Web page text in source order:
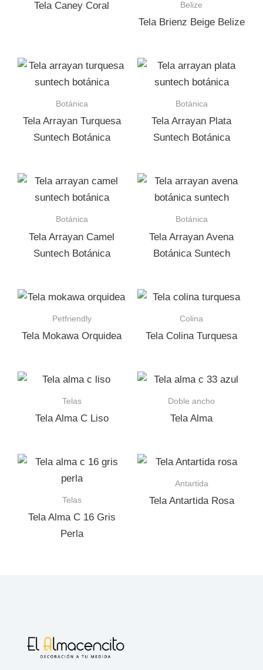
Tela Caney Coral Belize
Tela Brienz Beige Belize
Botánica
Tela Arrayan Turquesa
Suntech Botánica
Botánica
Tela Arrayan Plata
Suntech Botánica
Botánica
Tela Arrayan Camel
Suntech Botánica
Botánica
Tela Arrayan Avena
Botánica Suntech
Petfriendly
Tela Mokawa Orquidea
Colina
Tela Colina Turquesa
Telas
Tela Alma C Liso
Doble ancho
Tela Alma
Telas
Tela Alma C 16 Gris
Perla
Antartida
Tela Antartida Rosa